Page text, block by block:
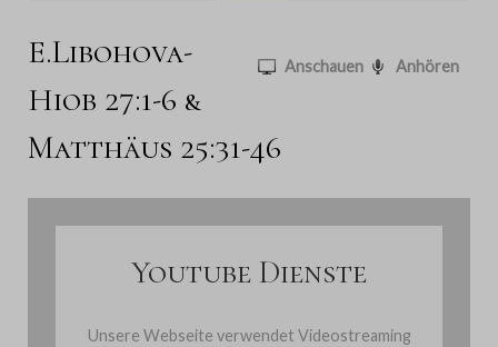
Anschauen Anhören
E.Libohova-
Hiob 27:1-6 &
Matthäus 25:31-46
Youtube Dienste
Unsere Webseite verwendet Videostreaming